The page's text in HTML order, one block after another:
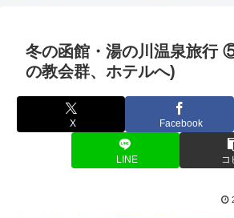
冬の函館・湯の川温泉旅行
の教会群、ホテルへ)
X Facebook
LINE コ